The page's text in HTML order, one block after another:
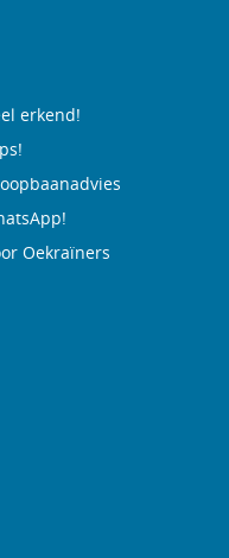
erkend!
Oekraïners